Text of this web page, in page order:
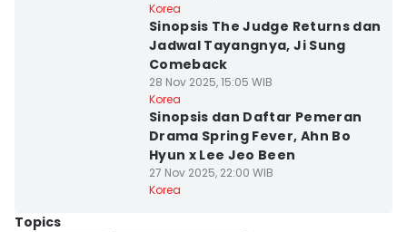
Korea
Sinopsis The Judge Returns dan
Jadwal Tayangnya, Ji Sung
Comeback
28 Nov 2025, 15:05 WIB
Korea
Sinopsis dan Daftar Pemeran
Drama Spring Fever, Ahn Bo
Hyun x Lee Jeo Been
27 Nov 2025, 22:00 WIB
Korea
Topics